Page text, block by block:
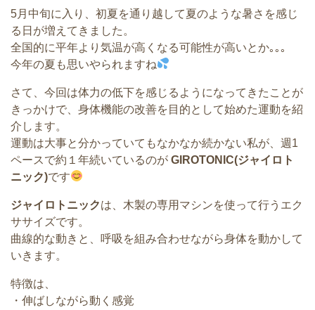
5月中旬に入り、初夏を通り越して夏のような暑さを感じ
る日が増えてきました。
全国的に平年より気温が高くなる可能性が高いとか｡｡｡
今年の夏も思いやられますね
さて、今回は体力の低下を感じるようになってきたことが
きっかけで、身体機能の改善を目的として始めた運動を紹
介します。
運動は大事と分かっていてもなかなか続かない私が、週1
ペースで約１年続いているのが GIROTONIC(ジャイロト
ニック)です
ジャイロトニックは、木製の専用マシンを使って行うエク
ササイズです。
曲線的な動きと、呼吸を組み合わせながら身体を動かして
いきます。
特徴は、
・伸ばしながら動く感覚